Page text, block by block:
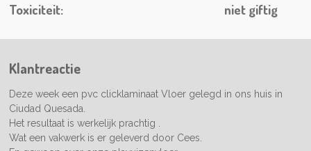
Toxiciteit: niet giftig
Klantreactie
Deze week een pvc clicklaminaat Vloer gelegd in ons huis in
Ciudad Quesada.
Het resultaat is werkelijk prachtig .
Wat een vakwerk is er geleverd door Cees.